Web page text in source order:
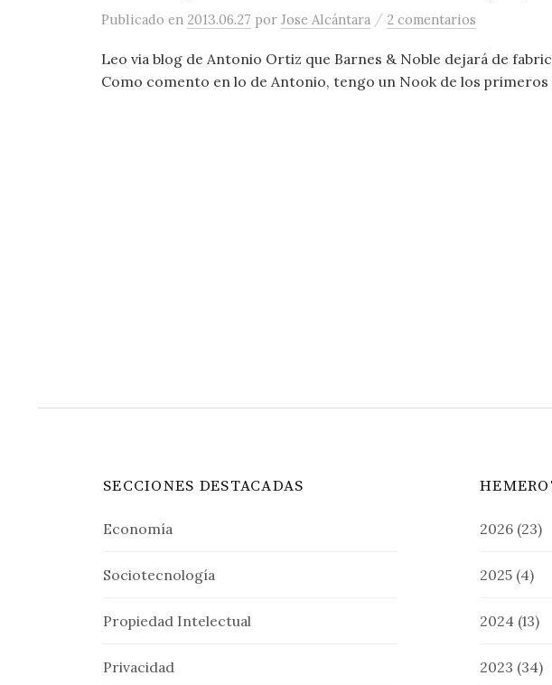
Publicado en 2013.06.27 por Jose Alcántara / 2 comentarios
Leo via blog de Antonio Ortiz que Barnes & Noble dejará de
Como comento en lo de Antonio, tengo un Nook de los primeros
SECCIONES DESTACADAS
Economía
Sociotecnología
Propiedad Intelectual
Privacidad
2026 (23)
2025 (4)
2024 (13)
2023 (34)